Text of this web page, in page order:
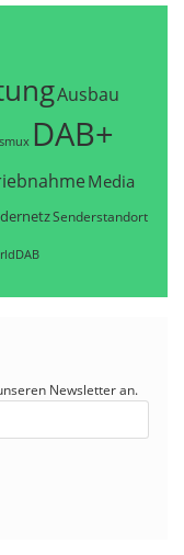
Ausbau
DAB+
Media
Senderstandort
Newsletter an.